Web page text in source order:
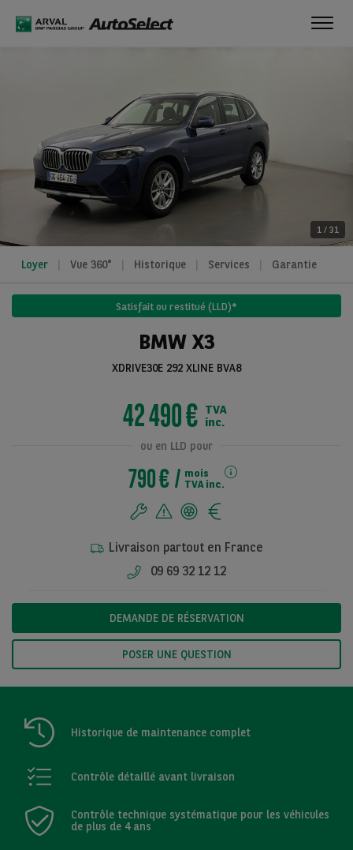
1 / 31
Voir toutes les
Loyer Vue 360° Historique Services Garantie
Satisfait ou restitué (LLD)*
BMW X3
XDRIVE30E 292 XLINE BVA8
42 490 € TVA
inc.
ou en LLD pour
790 €
mois
TVA inc.
Livraison partout en France
09 69 32 12 12
DEMANDE DE RÉSERVATION
POSER UNE QUESTION
Historique de maintenance complet
Contrôle détaillé avant livraison
Contrôle technique systématique pour les véhicules
de plus de 4 ans